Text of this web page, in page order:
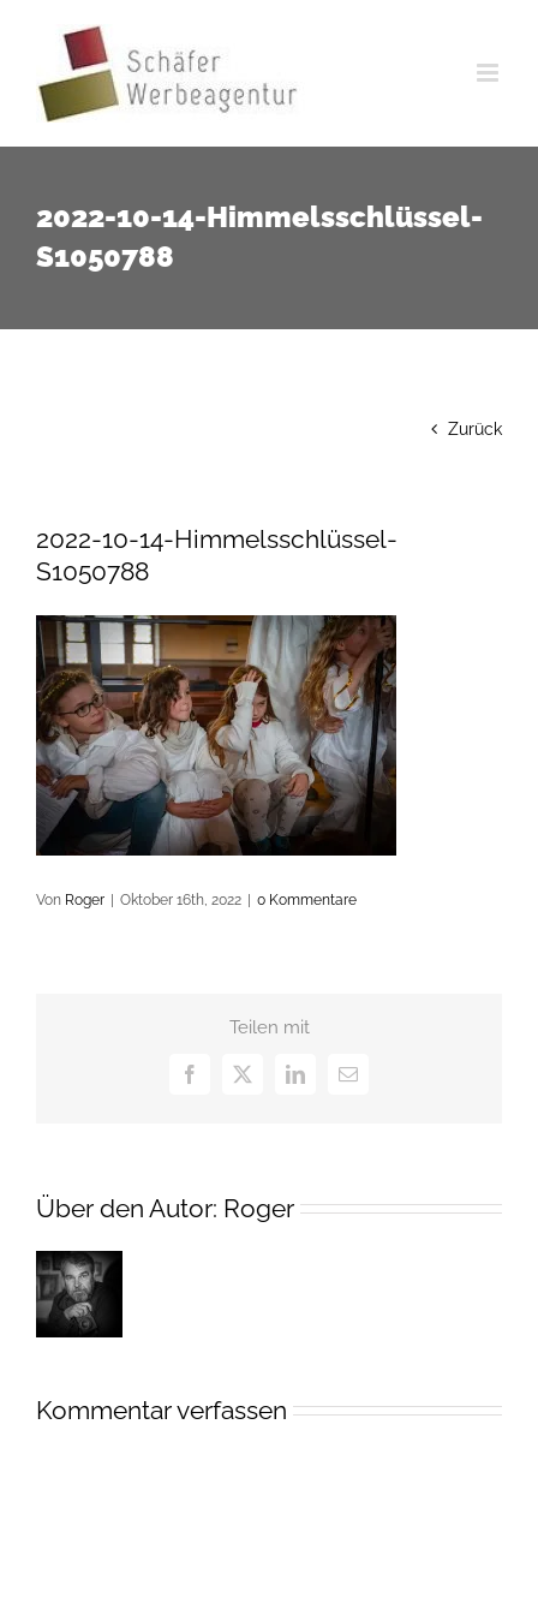
springen
2022-10-14-Himmelsschlüssel-
S1050788
Zurück
2022-10-14-Himmelsschlüssel-
S1050788
Von Roger Oktober 16th, 2022 0 Kommentare
Teilen mit
Facebook
X LinkedIn
E-
Über den Autor: Roger
Kommentar verfassen